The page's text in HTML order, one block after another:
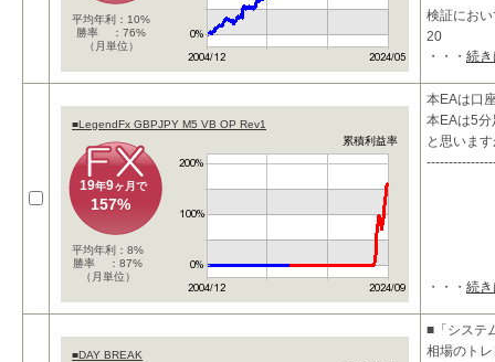
平均年利：10%
勝率 ：76%
（月単位）
検証にお
20
・・・ 続
■LegendFx GBPJPY M5 VB OP Rev1
累積利益率
19年9ヶ月で
157%
平均年利：8%
勝率 ：87%
（月単位）
本EAは口
本EAは5
と思いま
・・・ 続
■DAY BREAK
■「システ
相場のト